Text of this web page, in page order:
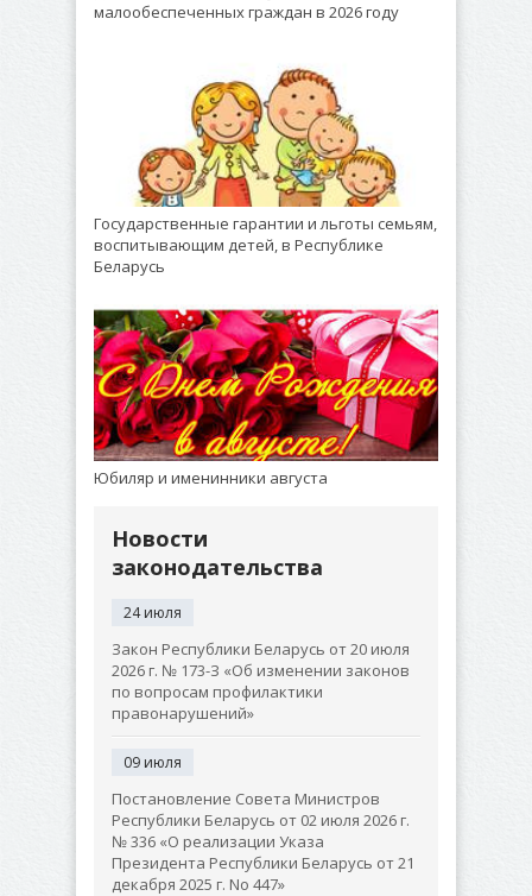
малообеспеченных граждан в 2026 году
Государственные гарантии и льготы семьям,
воспитывающим детей, в Республике
Беларусь
Юбиляр и именинники августа
Новости
законодательства
24 июля
Закон Республики Беларусь от 20 июля
2026 г. № 173-З «Об изменении законов
по вопросам профилактики
правонарушений»
09 июля
Постановление Совета Министров
Республики Беларусь от 02 июля 2026 г.
№ 336 «О реализации Указа
Президента Республики Беларусь от 21
декабря 2025 г. No 447»